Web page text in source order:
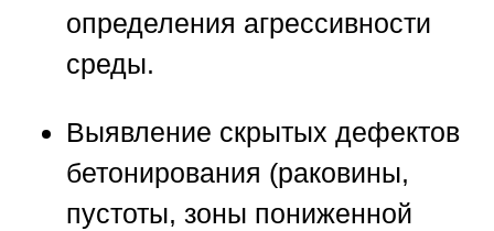
определения агрессивности
среды.
Выявление скрытых дефектов
бетонирования (раковины,
пустоты, зоны пониженной